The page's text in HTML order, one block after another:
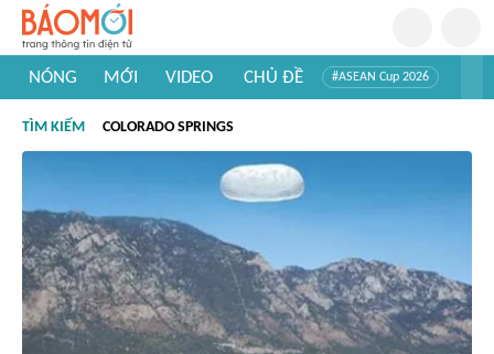
NÓNG MỚI VIDEO CHỦ ĐỀ #ASEAN Cup 2026
#Khám phá thế giới
TÌM KIẾM COLORADO SPRINGS